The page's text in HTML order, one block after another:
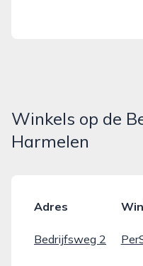
Winkels op de
Harmelen
Adres
Bedrijfsweg 2